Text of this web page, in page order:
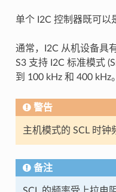
单个 I2C 控制器既可以
通常，I2C 从机设备具
S3 支持 I2C 标准模式
到 100 kHz 和 400 kHz。
警告
主机模式的 SCL 时钟
备注